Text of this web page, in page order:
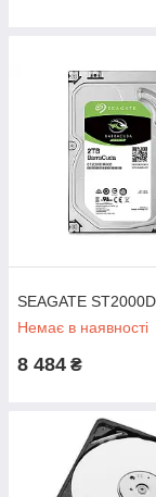
SEAGATE
Немає в наявності
8 484 ₴